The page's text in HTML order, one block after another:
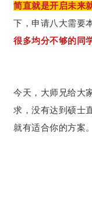
简直就是开启未来
下，申请八大需要
很多均分不够的同
今天，大师兄给大
求，没有达到硕士
就有适合你的方案。